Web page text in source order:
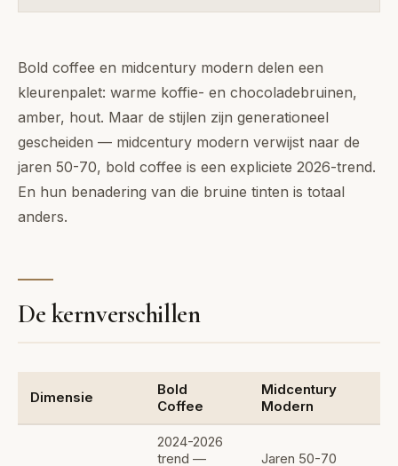
Bold coffee en midcentury modern delen een
kleurenpalet: warme koffie- en chocoladebruinen,
amber, hout. Maar de stijlen zijn generationeel
gescheiden — midcentury modern verwijst naar de
jaren 50-70, bold coffee is een expliciete 2026-trend.
En hun benadering van die bruine tinten is totaal
anders.
De kernverschillen
Dimensie
Bold
Coffee
Midcentury
Modern
2024-2026
trend —
Jaren 50-70